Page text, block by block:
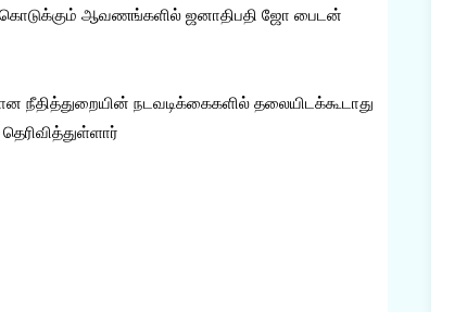
ஆவணங்களில் ஜனாதிபதி ஜோ பைடன்
நீதித்துறையின் நடவடிக்கைகளில் தலையிடக்கூடாது